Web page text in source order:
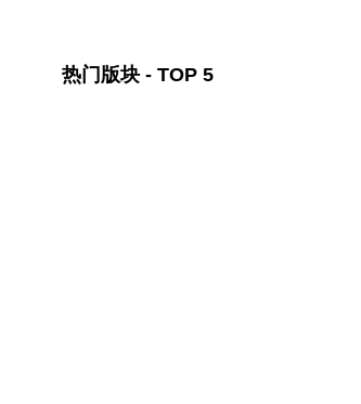
热门版块 - TOP 5